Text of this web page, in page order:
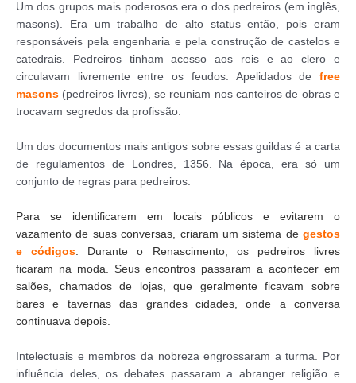
Um dos grupos mais poderosos era o dos pedreiros (em inglês,
masons). Era um trabalho de alto status então, pois eram
responsáveis pela engenharia e pela construção de castelos e
catedrais. Pedreiros tinham acesso aos reis e ao clero e
circulavam livremente entre os feudos. Apelidados de free
masons (pedreiros livres), se reuniam nos canteiros de obras e
trocavam segredos da profissão.
Um dos documentos mais antigos sobre essas guildas é a carta
de regulamentos de Londres, 1356. Na época, era só um
conjunto de regras para pedreiros.
Para se identificarem em locais públicos e evitarem o
vazamento de suas conversas, criaram um sistema de gestos
e códigos . Durante o Renascimento, os pedreiros livres
ficaram na moda. Seus encontros passaram a acontecer em
salões, chamados de lojas, que geralmente ficavam sobre
bares e tavernas das grandes cidades, onde a conversa
continuava depois.
Intelectuais e membros da nobreza engrossaram a turma. Por
influência deles, os debates passaram a abranger religião e